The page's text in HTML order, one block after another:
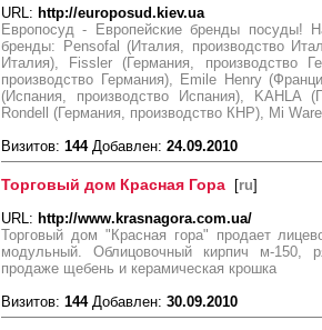
URL: http://europosud.kiev.ua
Европосуд - Европейские бренды посуды!
бренды: Pensofal (Италия, производство
Италия), Fissler (Германия, производство
производство Германия), Emile Henry
(Испания, производство Испания), KAHLA
Rondell (Германия, производство КНР), Mi
Визитов: 144Добавлен: 24.09.2010
Торговый дом Красная Гора [ru]
URL: http://www.krasnagora.com.ua/
Торговый дом "Красная гора" продает
модульный. Облицовочный кирпич м-
продаже щебень и керамическая крошка
Визитов: 144Добавлен: 30.09.2010